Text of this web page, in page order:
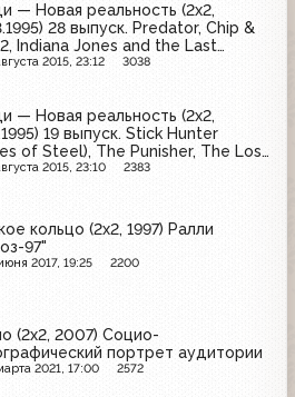
— Новая реальность (2х2,
28 выпуск. Predator, Chip &
Indiana Jones and the Last
Super Shinobi II, Super Battle
2015, 23:12 3038
— Новая реальность (2х2,
19 выпуск. Stick Hunter
of Steel), The Punisher, The Lost
Super Mario World, Cybernator,
2015, 23:10 2383
кольцо (2х2, 1997) Ралли
97"
2017, 19:25 2200
(2x2, 2007) Социо-
портрет аудитории
2021, 17:00 2572